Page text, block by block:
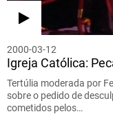
2000-03-12
Igreja Católica:
Tertúlia moderada por
sobre o pedido de
cometidos pelos…